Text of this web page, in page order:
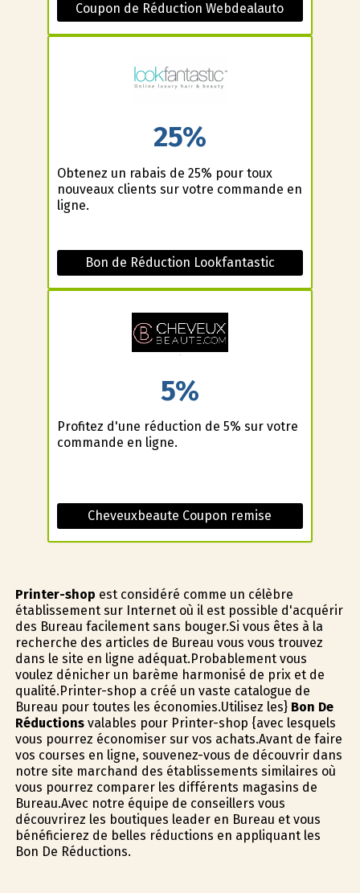
Coupon de Réduction Webdealauto
25%
Obtenez un rabais de 25% pour toux
nouveaux clients sur votre commande en
ligne.
Bon de Réduction Lookfantastic
5%
Profitez d'une réduction de 5% sur votre
commande en ligne.
Cheveuxbeaute Coupon remise
Printer-shop est considéré comme un célèbre
établissement sur Internet où il est possible d'acquérir
des Bureau facilement sans bouger.Si vous êtes à la
recherche des articles de Bureau vous vous trouvez
dans le site en ligne adéquat.Probablement vous
voulez dénicher un barème harmonisé de prix et de
qualité.Printer-shop a créé un vaste catalogue de
Bureau pour toutes les économies.Utilisez les} Bon De
Réductionsvalables pour Printer-shop {avec lesquels
vous pourrez économiser sur vos achats.Avant de faire
vos courses en ligne, souvenez-vous de découvrir dans
notre site marchand des établissements similaires où
vous pourrez comparer les différents magasins de
Bureau.Avec notre équipe de conseillers vous
découvrirez les boutiques leader en Bureau et vous
bénéficierez de belles réductions en appliquant les
Bon De Réductions.